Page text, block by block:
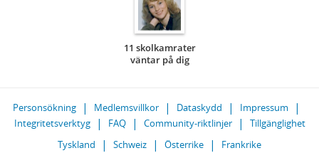
11 skolkamrater
väntar på dig
Personsökning Medlemsvillkor Dataskydd
Impressum
Integritetsverktyg
FAQ Community-riktlinjer
Tillgänglighet
Tyskland
Schweiz Österrike Frankrike